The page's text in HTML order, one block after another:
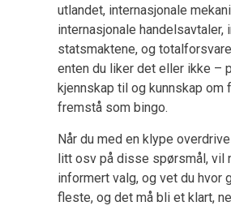
utlandet, internasjonale
internasjonale
statsmaktene, og
enten du liker det eller ikke –
kjennskap til og kunnskap
fremstå som bingo.
Når du med en klype
litt osv på disse spørsmål, vil
informert valg, og vet du hvor
fleste, og det må bli et klart,